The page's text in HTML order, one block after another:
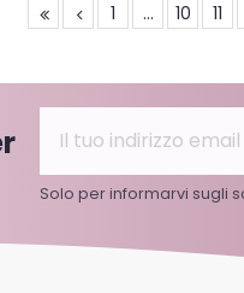
1 ... 10 11
Solo per informarvi sugli